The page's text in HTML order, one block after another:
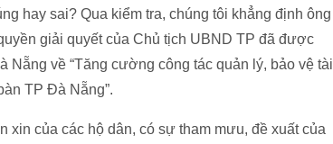
hay sai? Qua kiểm tra, chúng tôi khẳng định ông
giải quyết của Chủ tịch UBND TP đã được
về “Tăng cường công tác quản lý, bảo vệ tài
TP Đà Nẵng”.
của các hộ dân, có sự tham mưu, đề xuất của